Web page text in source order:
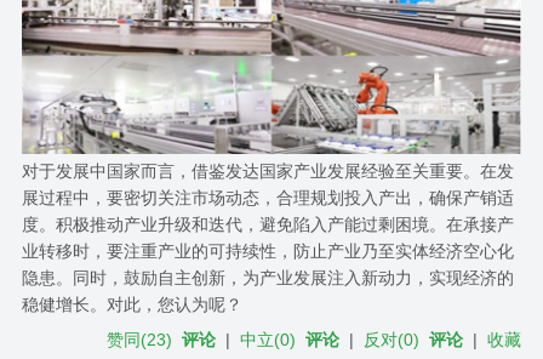
对于发展中国家而言，借鉴发达国家产业发展经验至关重要。在发
展过程中，要密切关注市场动态，合理规划投入产出，确保产销适
度。积极推动产业升级和迭代，避免陷入产能过剩困境。在承接产
业转移时，要注重产业的可持续性，防止产业乃至实体经济空心化
隐患。同时，鼓励自主创新，为产业发展注入新动力，实现经济的
稳健增长。对此，您认为呢？
赞同(23) 评论 |中立(0) 评论 | 反对(0) 评论 |收藏